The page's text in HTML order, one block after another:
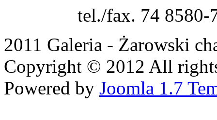
tel./fax. 74 8580-
2011 Galeria - Żarowski
Copyright © 2012 All
Powered by Joomla 1.7